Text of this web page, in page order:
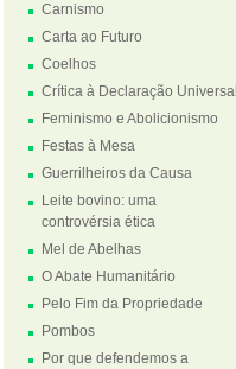
Carnismo
Carta ao Futuro
Coelhos
Crítica à Declaração Universal
Feminismo e Abolicionismo
Festas à Mesa
Guerrilheiros da Causa
Leite bovino: uma
controvérsia ética
Mel de Abelhas
O Abate Humanitário
Pelo Fim da Propriedade
Pombos
Por que defendemos a